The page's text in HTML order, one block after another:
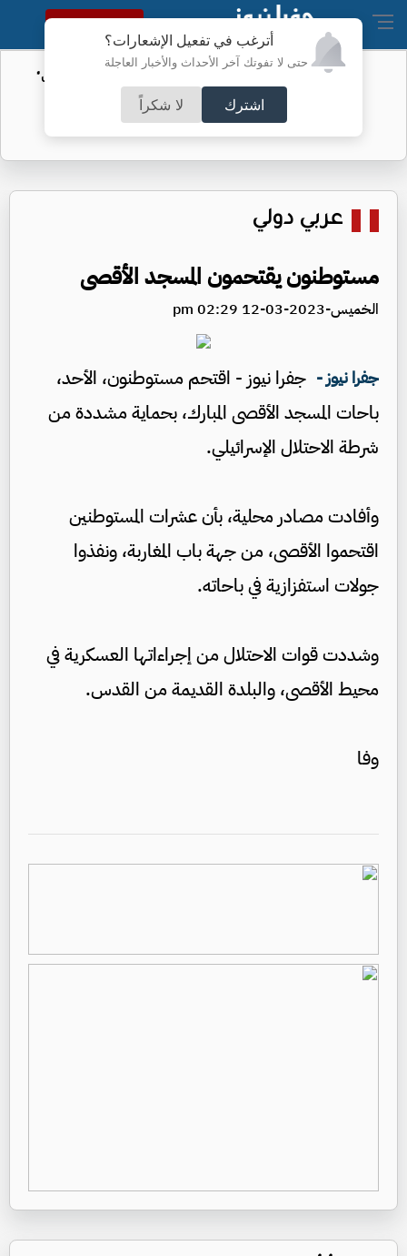
أترغب في تفعيل الإشعارات؟
حتى لا تفوتك آخر الأحداث والأخبار العاجلة
اشترك لا شكراً
النسخة الكاملة
الأمن السيبراني يحذر من رسائل "واتساب"
عربي دولي
مستوطنون يقتحمون المسجد الأقصى
الخميس-2023-03-12 02:29 pm
جفرا نيوز - جفرا نيوز - اقتحم مستوطنون، الأحد،
باحات المسجد الأقصى المبارك، بحماية مشددة من
شرطة الاحتلال الإسرائيلي.
وأفادت مصادر محلية، بأن عشرات المستوطنين
اقتحموا الأقصى، من جهة باب المغاربة، ونفذوا
جولات استفزازية في باحاته.
وشددت قوات الاحتلال من إجراءاتها العسكرية في
محيط الأقصى، والبلدة القديمة من القدس.
وفا